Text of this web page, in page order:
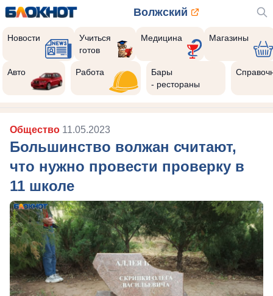
Волжский
Новости
Учиться
готов
Медицина Магазины
Авто Работа
Бары
- рестораны
Общество 11.05.2023
Большинство волжан считают,
что нужно провести проверку в
11 школе